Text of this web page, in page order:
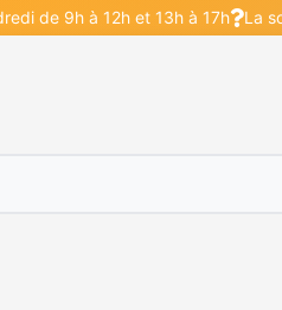
de 9h à 12h et 13h à 17h La